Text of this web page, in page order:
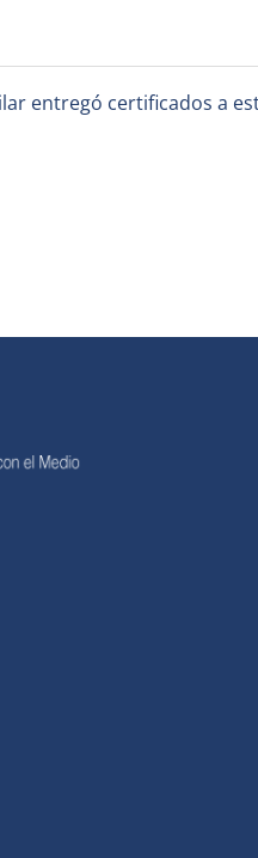
entregó certificados a